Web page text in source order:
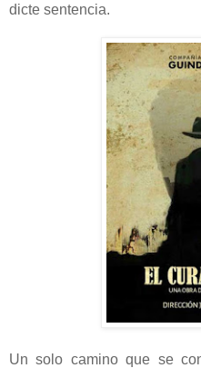
dicte sentencia.
Un solo camino que se